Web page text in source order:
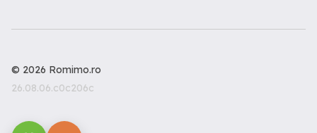
© 2026 Romimo.ro
26.08.06.c0c206c